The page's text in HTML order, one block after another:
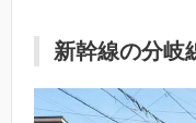
新幹線の分岐